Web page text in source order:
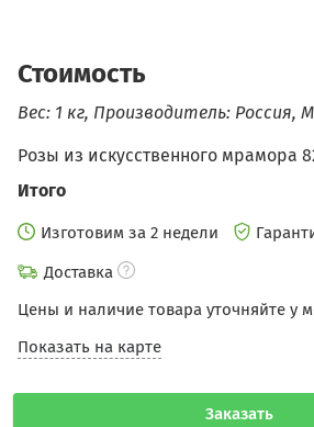
Стоимость
Вес: 1 кг, Производитель: Россия,
Розы из искусственного мрамора
Итого
Изготовим за 2 недели
Доставка
Цены и наличие товара уточняйте у
Показать на карте
Заказать